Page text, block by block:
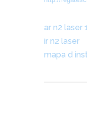
ar n2 laser
ir n2 laser
mapa d